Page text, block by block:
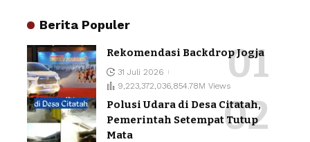
Berita Populer
Rekomendasi Backdrop Jogja
31 Juli 2026
9,223,372,036,854.78M Views
Polusi Udara di Desa Citatah,
Pemerintah Setempat Tutup
Mata